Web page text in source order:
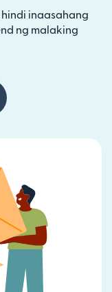
inaasahang
ng malaking